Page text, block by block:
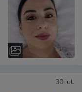
30 iul.